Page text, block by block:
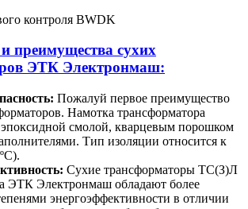
контроля BWDK
преимущества сухих
ЭТК Электронмаш:
Пожалуй первое преимущество
Намотка трансформатора
эпоксидной смолой, кварцевым порошком
Тип изоляции относится к
Сухие трансформаторы ТС(З)Л
ЭТК Электронмаш обладают более
энергоэффективности в отличии